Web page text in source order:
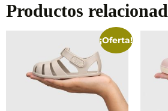
Productos
¡Oferta!